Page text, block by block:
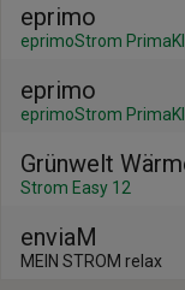
eprimo
eprimoStrom
eprimo
eprimoStrom
Grünwelt
Strom Easy 12
enviaM
MEIN STROM relax